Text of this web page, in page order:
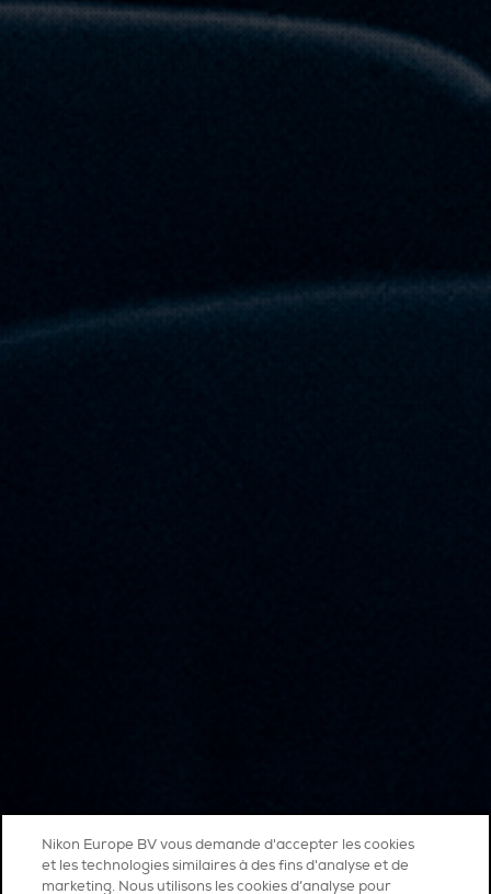
Nikon Europe BV vous demande d'accepter les cookies
et les technologies similaires à des fins d'analyse et de
marketing. Nous utilisons les cookies d’analyse pour